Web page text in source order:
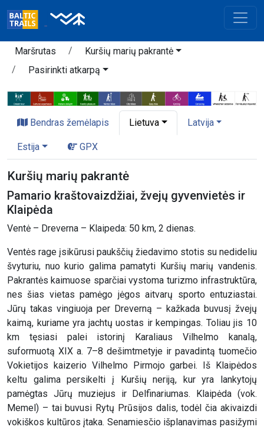
Maršrutas
Kuršių marių pakrantė
Pasirinkti atkarpą
Bendras žemėlapis Lietuva Latvija
Estija GPX
Kuršių marių pakrantė
Pamario kraštovaizdžiai, žvejų gyvenvietės ir
Klaipėda
Ventė – Dreverna – Klaipeda: 50 km, 2 dienas.
Ventės rage įsikūrusi paukščių žiedavimo stotis su nedideliu
švyturiu, nuo kurio galima pamatyti Kuršių marių vandenis.
Pakrantės kaimuose sparčiai vystoma turizmo infrastruktūra,
nes šias vietas pamėgo jėgos aitvarų sporto entuziastai.
Jūrų takas vingiuoja per Dreverną – kažkada buvusį žvejų
kaimą, kuriame yra jachtų uostas ir kempingas. Toliau jis 10
km tęsiasi palei istorinį Karaliaus Vilhelmo kanalą,
suformuotą XIX a. 7–8 dešimtmetyje ir pavadintą tuomečio
Vokietijos kaizerio Vilhelmo Pirmojo garbei. Iš Klaipėdos
keltu galima persikelti į Kuršių neriją, kur yra lankytojų
pamėgtas Jūrų muziejus ir Delfinariumas. Klaipėda (vok.
Memel) – tai buvusi Rytų Prūsijos dalis, todėl čia akivaizdi
vokiškos kultūros įtaka. Senamiesčio išplanavimas pasižymi